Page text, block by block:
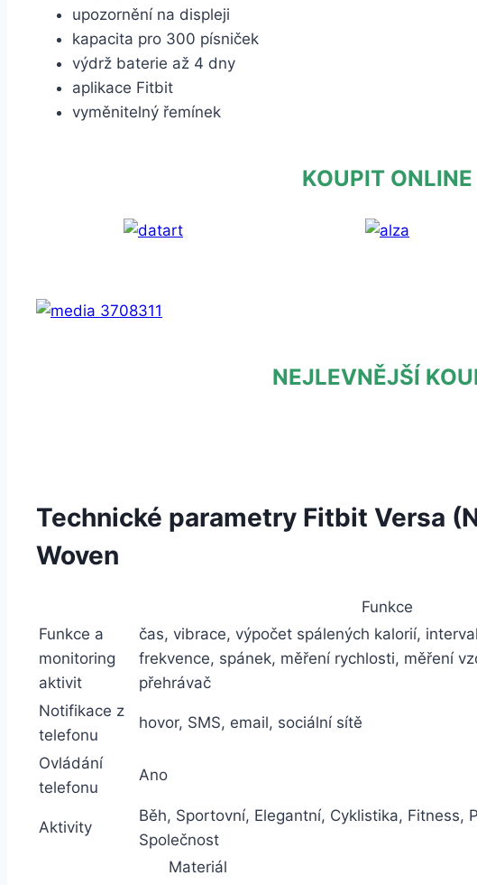
upozornění na displeji
kapacita pro 300 písniček
výdrž baterie až 4 dny
aplikace Fitbit
vyměnitelný řemínek
KOUPIT ONLINE
NEJLEVNĚJŠÍ
Technické parametry Fitbit Versa
Woven
Funkce
Funkce a
monitoring
aktivit
čas, vibrace, výpočet spálených kalorií,
frekvence, spánek, měření rychlosti, měření
přehrávač
Notifikace z
telefonu
hovor, SMS, email, sociální sítě
Ovládání
telefonu
Ano
Aktivity
Běh, Sportovní, Elegantní, Cyklistika, Fitness,
Společnost
Materiál